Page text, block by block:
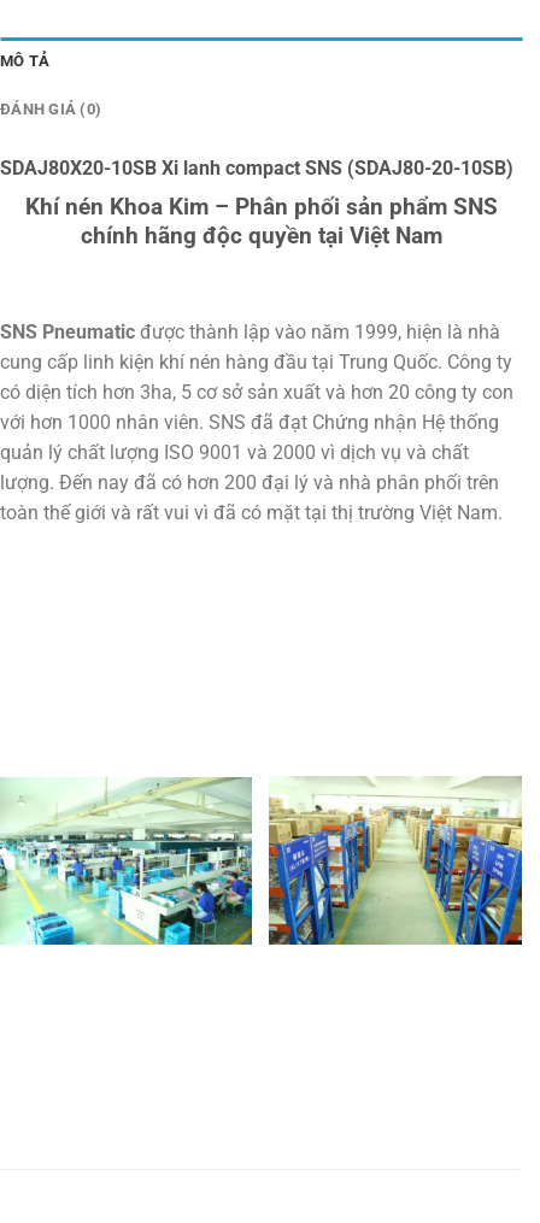
MÔ TẢ
ĐÁNH GIÁ (0)
SDAJ80X20-10SB Xi lanh compact SNS (SDAJ80-20-10SB)
Khí nén Khoa Kim – Phân phối sản phẩm SNS
chính hãng độc quyền tại Việt Nam
SNS Pneumatic được thành lập vào năm 1999, hiện là nhà
cung cấp linh kiện khí nén hàng đầu tại Trung Quốc. Công ty
có diện tích hơn 3ha, 5 cơ sở sản xuất và hơn 20 công ty con
với hơn 1000 nhân viên. SNS đã đạt Chứng nhận Hệ thống
quản lý chất lượng ISO 9001 và 2000 vì dịch vụ và chất
lượng. Đến nay đã có hơn 200 đại lý và nhà phân phối trên
toàn thế giới và rất vui vì đã có mặt tại thị trường Việt Nam.